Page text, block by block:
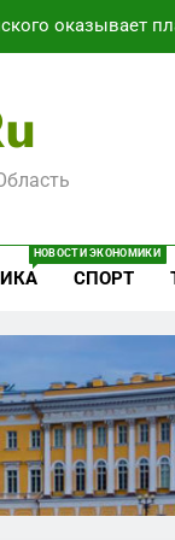
оказывает
мест нет:
с военной
СВО берут на
мест нет:
НОВОСТИ ЭКОНОМИКИ
СПОРТ